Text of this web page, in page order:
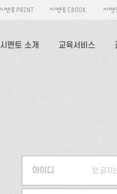
시멘토 소개 교육서비스
아이디 첫 글자